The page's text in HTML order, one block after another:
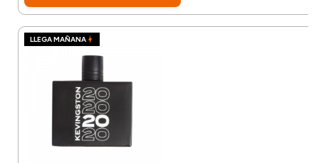
LLEGA MAÑANA